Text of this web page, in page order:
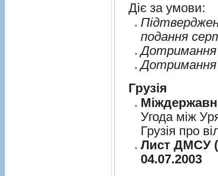
Діє за умови:
подання
Дотримання
Дотримання
Грузія
Угода між
Грузія про
Лист ДМСУ
04.07.2003